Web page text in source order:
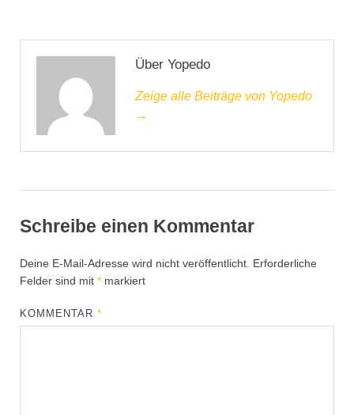
Über Yopedo
Zeige alle Beiträge von Yopedo
→
Schreibe einen Kommentar
Deine E-Mail-Adresse wird nicht veröffentlicht. Erforderliche
Felder sind mit * markiert
KOMMENTAR*